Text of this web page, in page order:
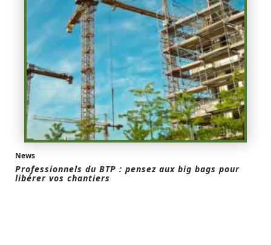
News
Professionnels du BTP : pensez aux big bags pour
libérer vos chantiers